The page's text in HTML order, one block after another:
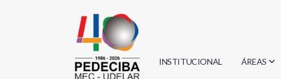
INSTITUCIONAL ÁREAS